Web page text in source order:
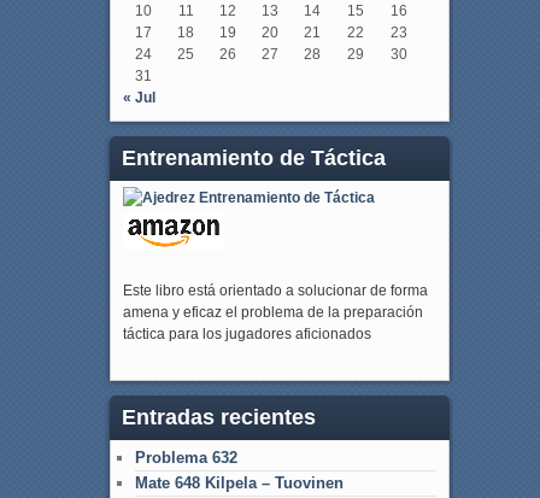
10
11 12 13 14 15
16
17
18 19 20 21 22
23
24
25 26 27 28 29
30
31
« Jul
Entrenamiento de Táctica
Este libro está orientado a solucionar de forma
amena y eficaz el problema de la preparación
táctica para los jugadores aficionados
Entradas recientes
Problema 632
Mate 648 Kilpela – Tuovinen